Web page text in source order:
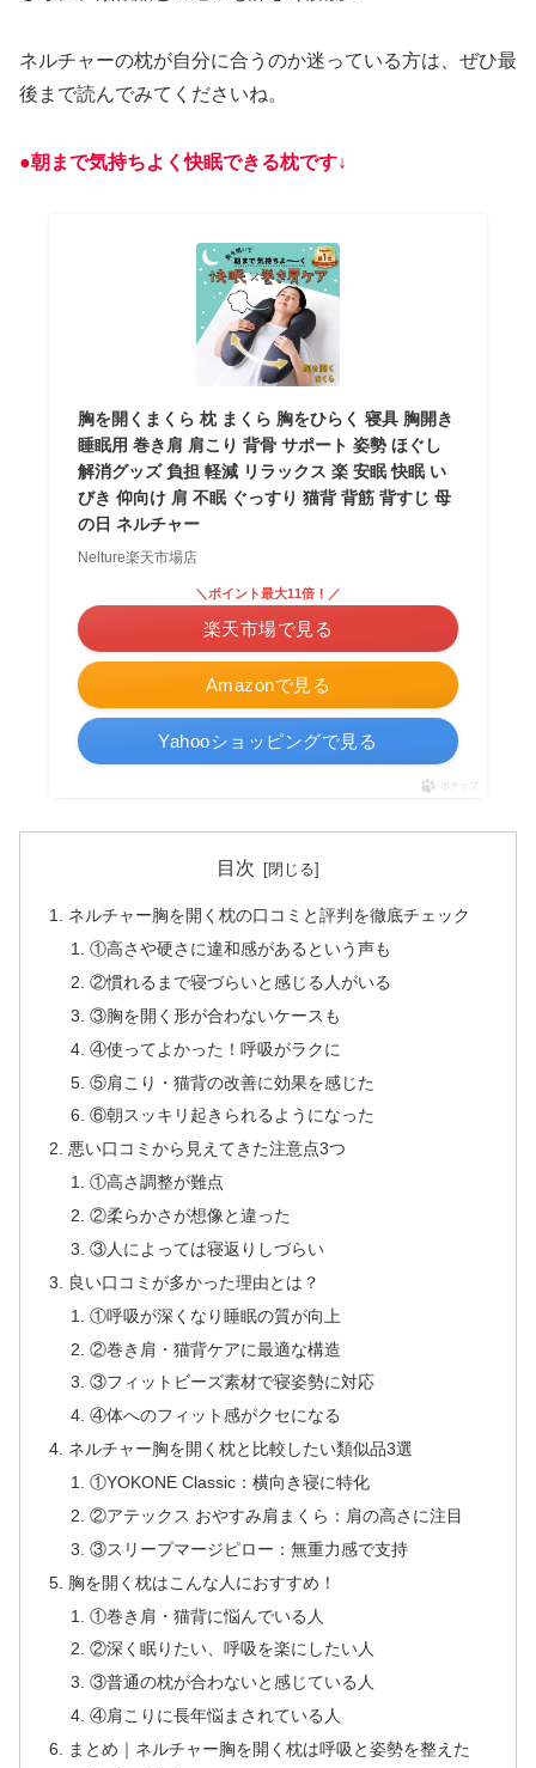
ネルチャーの枕が自分に合うのか迷っている方は、ぜひ最
後まで読んでみてくださいね。
●朝まで気持ちよく快眠できる枕です↓
胸を開くまくら 枕 まくら 胸をひらく 寝具 胸開き
睡眠用 巻き肩 肩こり 背骨 サポート 姿勢 ほぐし
解消グッズ 負担 軽減 リラックス 楽 安眠 快眠 い
びき 仰向け 肩 不眠 ぐっすり 猫背 背筋 背すじ 母
の日 ネルチャー
Nelture楽天市場店
Amazonで見る
＼ポイント最大11倍！／
楽天市場で見る
Yahooショッピングで見る
ポチップ
目次
ネルチャー胸を開く枕の口コミと評判を徹底チェック
①高さや硬さに違和感があるという声も
②慣れるまで寝づらいと感じる人がいる
③胸を開く形が合わないケースも
④使ってよかった！呼吸がラクに
⑤肩こり・猫背の改善に効果を感じた
⑥朝スッキリ起きられるようになった
悪い口コミから見えてきた注意点3つ
①高さ調整が難点
②柔らかさが想像と違った
③人によっては寝返りしづらい
良い口コミが多かった理由とは？
①呼吸が深くなり睡眠の質が向上
②巻き肩・猫背ケアに最適な構造
③フィットビーズ素材で寝姿勢に対応
④体へのフィット感がクセになる
ネルチャー胸を開く枕と比較したい類似品3選
①YOKONE Classic：横向き寝に特化
②アテックス おやすみ肩まくら：肩の高さに注目
③スリープマージピロー：無重力感で支持
胸を開く枕はこんな人におすすめ！
①巻き肩・猫背に悩んでいる人
②深く眠りたい、呼吸を楽にしたい人
③普通の枕が合わないと感じている人
④肩こりに長年悩まされている人
まとめ｜ネルチャー胸を開く枕は呼吸と姿勢を整えた